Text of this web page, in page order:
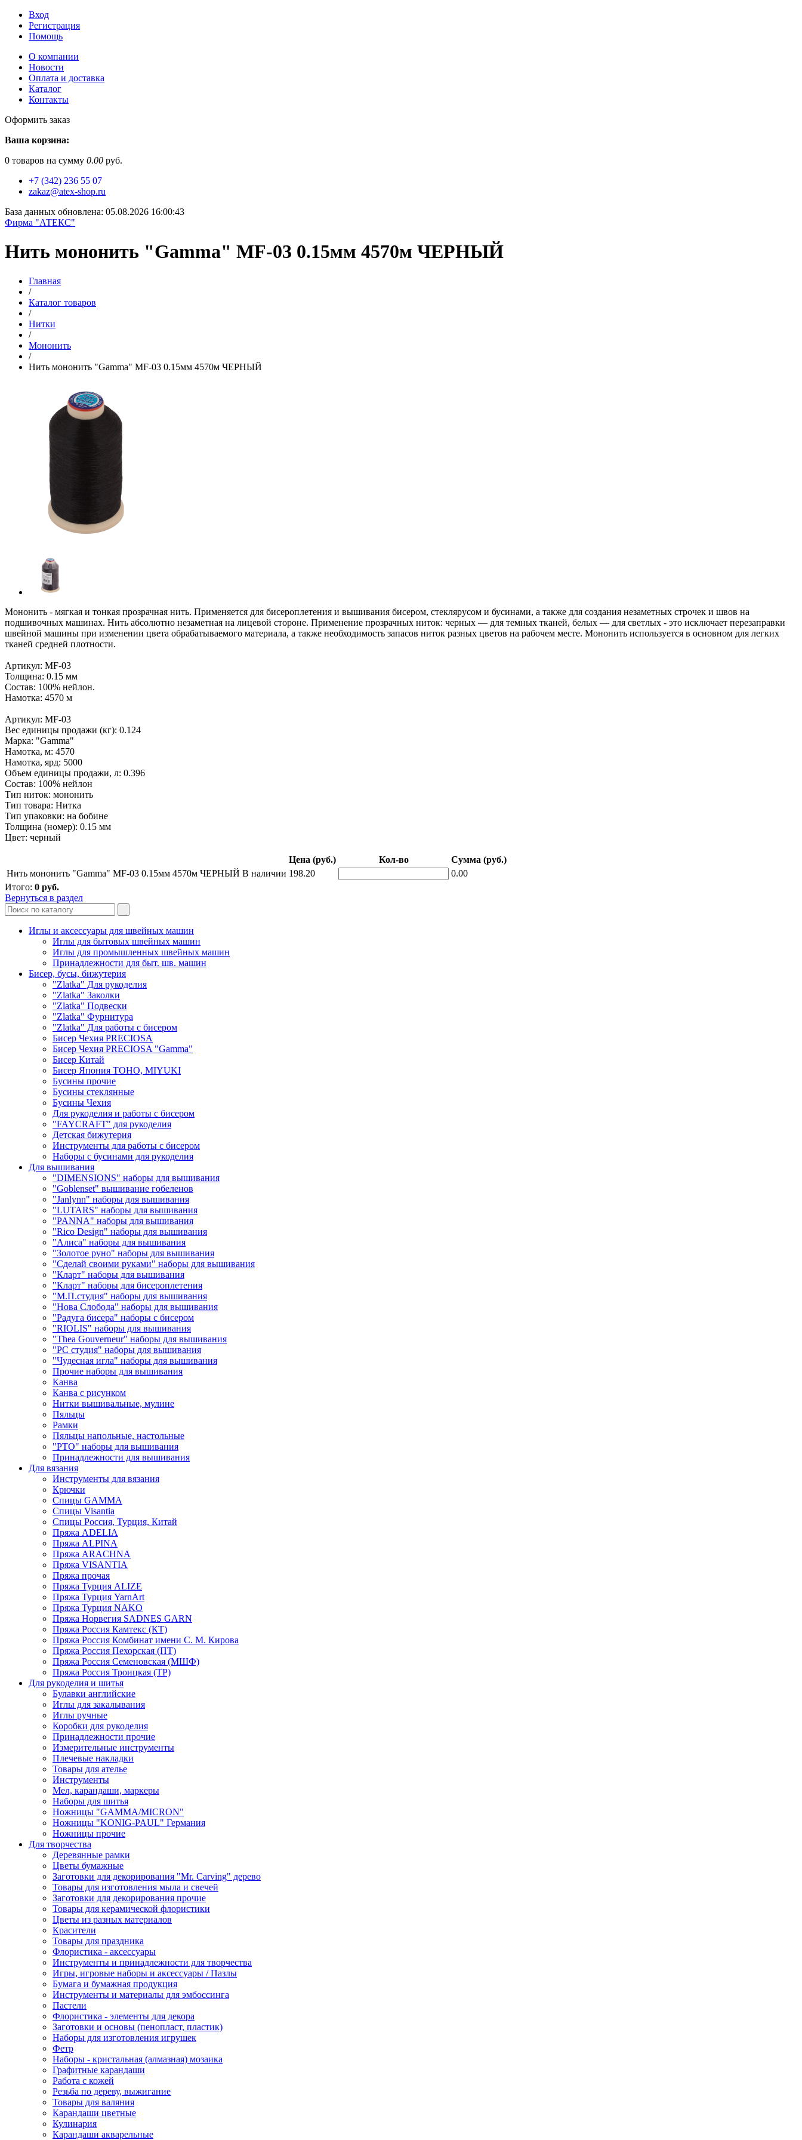
Вход
Регистрация
Помощь
О компании
Новости
Оплата и доставка
Каталог
Контакты
Оформить заказ
Ваша корзина:
0 товаров на сумму 0.00 руб.
+7 (342) 236 55 07
zakaz@atex-shop.ru
База данных обновлена: 05.08.2026 16:00:43
Фирма "АТЕКС"
Нить мононить "Gamma" MF-03 0.15мм 4570м ЧЕРНЫЙ
Главная
/
Каталог товаров
/
Нитки
/
Мононить
/
Нить мононить "Gamma" MF-03 0.15мм 4570м ЧЕРНЫЙ
Мононить - мягкая и тонкая прозрачная нить. Применяется для бисероплетения и вышивания бисером, стеклярусом и бусинами, а также для создания незаметных строчек и швов на
подшивочных машинах. Нить абсолютно незаметная на лицевой стороне. Применение прозрачных ниток: черных — для темных тканей, белых — для светлых - это исключает перезаправки
швейной машины при изменении цвета обрабатываемого материала, а также необходимость запасов ниток разных цветов на рабочем месте. Мононить используется в основном для легких
тканей средней плотности.
Артикул: MF-03
Толщина: 0.15 мм
Состав: 100% нейлон.
Намотка: 4570 м
Артикул: MF-03
Вес единицы продажи (кг): 0.124
Марка: "Gamma"
Намотка, м: 4570
Намотка, ярд: 5000
Объем единицы продажи, л: 0.396
Состав: 100% нейлон
Тип ниток: мононить
Тип товара: Нитка
Тип упаковки: на бобине
Толщина (номер): 0.15 мм
Цвет: черный
Цена (руб.) Кол-во
Сумма (руб.)
Нить мононить "Gamma" MF-03 0.15мм 4570м ЧЕРНЫЙ В наличии 198.20
0.00
Итого: 0 руб.
Вернуться в раздел
Иглы и аксессуары для швейных машин
Иглы для бытовых швейных машин
Иглы для промышленных швейных машин
Принадлежности для быт. шв. машин
Бисер, бусы, бижутерия
"Zlatka" Для рукоделия
"Zlatka" Заколки
"Zlatka" Подвески
"Zlatka" Фурнитура
"Zlatka" Для работы с бисером
Бисер Чехия PRECIOSA
Бисер Чехия PRECIOSA "Gamma"
Бисер Китай
Бисер Япония TOHO, MIYUKI
Бусины прочие
Бусины стеклянные
Бусины Чехия
Для рукоделия и работы с бисером
"FAYCRAFT" для рукоделия
Детская бижутерия
Инструменты для работы с бисером
Наборы с бусинами для рукоделия
Для вышивания
"DIMENSIONS" наборы для вышивания
"Goblenset" вышивание гобеленов
"Janlynn" наборы для вышивания
"LUTARS" наборы для вышивания
"PANNA" наборы для вышивания
"Rico Design" наборы для вышивания
"Алиса" наборы для вышивания
"Золотое руно" наборы для вышивания
"Сделай своими руками" наборы для вышивания
"Кларт" наборы для вышивания
"Кларт" наборы для бисероплетения
"М.П.студия" наборы для вышивания
"Нова Слобода" наборы для вышивания
"Радуга бисера" наборы с бисером
"RIOLIS" наборы для вышивания
"Thea Gouverneur" наборы для вышивания
"РС студия" наборы для вышивания
"Чудесная игла" наборы для вышивания
Прочие наборы для вышивания
Канва
Канва с рисунком
Нитки вышивальные, мулине
Пяльцы
Рамки
Пяльцы напольные, настольные
"РТО" наборы для вышивания
Принадлежности для вышивания
Для вязания
Инструменты для вязания
Крючки
Спицы GAMMA
Спицы Visantia
Спицы Россия, Турция, Китай
Пряжа ADELIA
Пряжа ALPINA
Пряжа ARACHNA
Пряжа VISANTIA
Пряжа прочая
Пряжа Турция ALIZE
Пряжа Турция YarnArt
Пряжа Турция NAKO
Пряжа Норвегия SADNES GARN
Пряжа Россия Камтекс (КТ)
Пряжа Россия Комбинат имени С. М. Кирова
Пряжа Россия Пехорская (ПТ)
Пряжа Россия Семеновская (МШФ)
Пряжа Россия Троицкая (ТР)
Для рукоделия и шитья
Булавки английские
Иглы для закалывания
Иглы ручные
Коробки для рукоделия
Принадлежности прочие
Измерительные инструменты
Плечевые накладки
Товары для ателье
Инструменты
Мел, карандаши, маркеры
Наборы для шитья
Ножницы "GAMMA/MICRON"
Ножницы "KONIG-PAUL" Германия
Ножницы прочие
Для творчества
Деревянные рамки
Цветы бумажные
Заготовки для декорирования "Mr. Carving" дерево
Товары для изготовления мыла и свечей
Заготовки для декорирования прочие
Товары для керамической флористики
Цветы из разных материалов
Красители
Товары для праздника
Флористика - аксессуары
Инструменты и принадлежности для творчества
Игры, игровые наборы и аксессуары / Пазлы
Бумага и бумажная продукция
Инструменты и материалы для эмбоссинга
Пастели
Флористика - элементы для декора
Заготовки и основы (пенопласт, пластик)
Наборы для изготовления игрушек
Фетр
Наборы - кристальная (алмазная) мозаика
Графитные карандаши
Работа с кожей
Резьба по дереву, выжигание
Товары для валяния
Карандаши цветные
Кулинария
Карандаши акварельные